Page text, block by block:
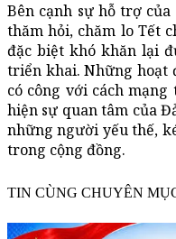
Bên cạnh sự hỗ trợ
thăm hỏi, chăm lo Tết
đặc biệt khó khăn lại
triển khai. Những hoạt
có công với cách
hiện sự quan tâm của
những người yếu thế,
trong cộng đồng.
TIN CÙNG CHUYÊN